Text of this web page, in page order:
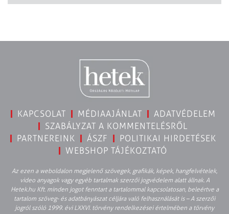
KAPCSOLAT MÉDIAAJÁNLAT
ADATVÉDELEM
SZABÁLYZAT A KOMMENTELÉSRŐL
PARTNEREINK
ÁSZF
POLITIKAI HIRDETÉSEK
WEBSHOP TÁJÉKOZTATÓ
Az ezen a weboldalon megjelenő szövegek, grafikák, képek, hangfelvételek,
video anyagok vagy egyéb tartalmak szerzői jogvédelem alatt állnak. A
Hetek.hu Kft. minden jogot fenntart a tartalommal kapcsolatosan, beleértve a
tartalom szöveg- és adatbányászat céljára való felhasználását is – A szerzői
jogról szóló 1999. évi LXXVI. törvény rendelkezései értelmében a törvény